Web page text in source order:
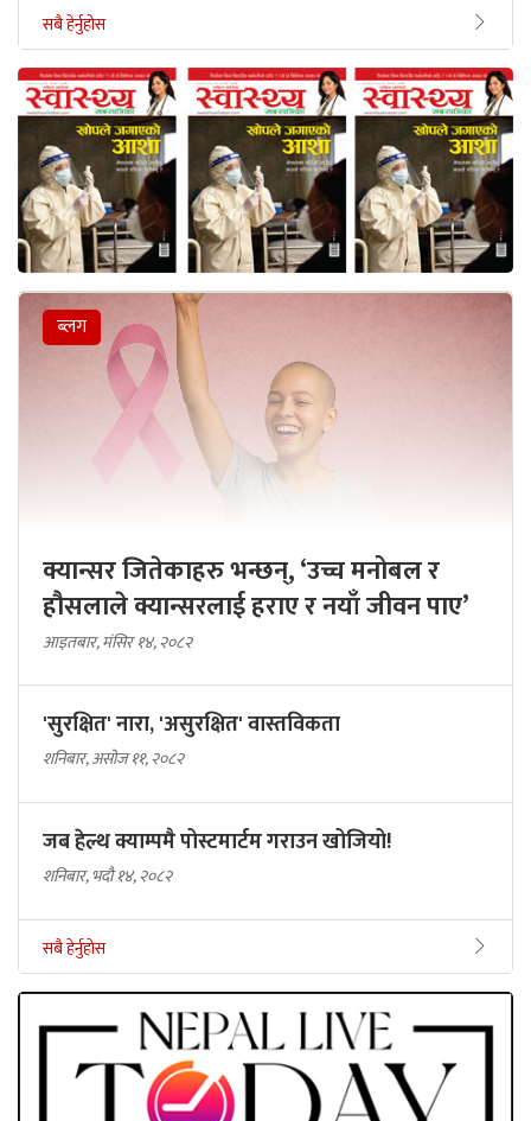
सबै हेर्नुहोस
ब्लग
क्यान्सर जितेकाहरु भन्छन्, ‘उच्च मनोबल र
हौसलाले क्यान्सरलाई हराए र नयाँ जीवन पाए’
आइतबार, मंसिर १४, २०८२
'सुरक्षित' नारा, 'असुरक्षित' वास्तविकता
शनिबार, असोज ११, २०८२
जब हेल्थ क्याम्पमै पोस्टमार्टम गराउन खोजियो!
शनिबार, भदौ १४, २०८२
सबै हेर्नुहोस